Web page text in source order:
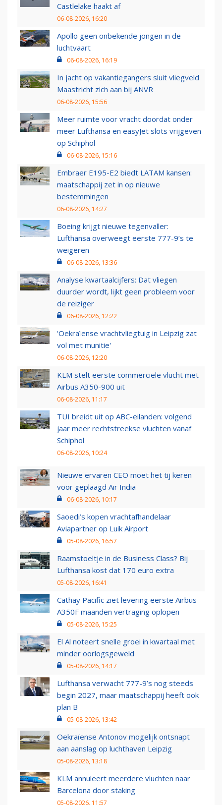
Castlelake haakt af
06-08-2026, 16:20
Apollo geen onbekende jongen in de
luchtvaart
06-08-2026, 16:19
In jacht op vakantiegangers sluit vliegveld
Maastricht zich aan bij ANVR
06-08-2026, 15:56
Meer ruimte voor vracht doordat onder
meer Lufthansa en easyJet slots vrijgeven
op Schiphol
06-08-2026, 15:16
Embraer E195-E2 biedt LATAM kansen:
maatschappij zet in op nieuwe
bestemmingen
06-08-2026, 14:27
Boeing krijgt nieuwe tegenvaller:
Lufthansa overweegt eerste 777-9’s te
weigeren
06-08-2026, 13:36
Analyse kwartaalcijfers: Dat vliegen
duurder wordt, lijkt geen probleem voor
de reiziger
06-08-2026, 12:22
'Oekraïense vrachtvliegtuig in Leipzig zat
vol met munitie'
06-08-2026, 12:20
KLM stelt eerste commerciële vlucht met
Airbus A350-900 uit
06-08-2026, 11:17
TUI breidt uit op ABC-eilanden: volgend
jaar meer rechtstreekse vluchten vanaf
Schiphol
06-08-2026, 10:24
Nieuwe ervaren CEO moet het tij keren
voor geplaagd Air India
06-08-2026, 10:17
Saoedi’s kopen vrachtafhandelaar
Aviapartner op Luik Airport
05-08-2026, 16:57
Raamstoeltje in de Business Class? Bij
Lufthansa kost dat 170 euro extra
05-08-2026, 16:41
Cathay Pacific ziet levering eerste Airbus
A350F maanden vertraging oplopen
05-08-2026, 15:25
El Al noteert snelle groei in kwartaal met
minder oorlogsgeweld
05-08-2026, 14:17
Lufthansa verwacht 777-9’s nog steeds
begin 2027, maar maatschappij heeft ook
plan B
05-08-2026, 13:42
Oekraïense Antonov mogelijk ontsnapt
aan aanslag op luchthaven Leipzig
05-08-2026, 13:18
KLM annuleert meerdere vluchten naar
Barcelona door staking
05-08-2026, 11:57